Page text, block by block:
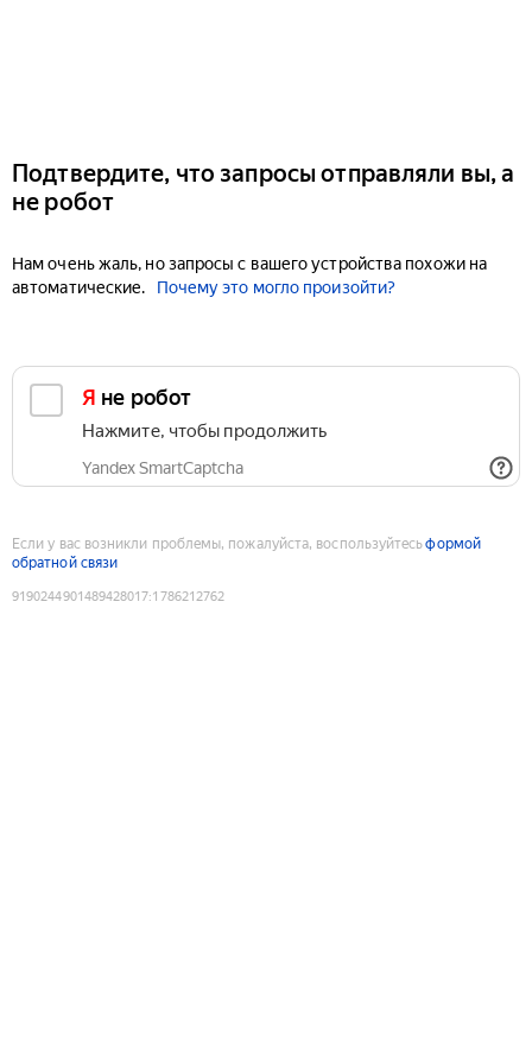
Подтвердите, что запросы отправляли вы, а
не робот
Нам очень жаль, но запросы с вашего устройства похожи на
автоматические.
Почему это могло произойти?
Я не робот
Нажмите, чтобы продолжить
Yandex SmartCaptcha
Если у вас возникли проблемы, пожалуйста, воспользуйтесьформой
обратной связи
9190244901489428017:1786212762